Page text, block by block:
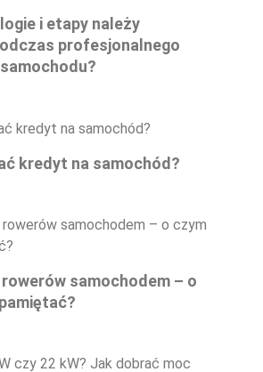
i etapy należy
profesjonalnego
kredyt na samochód?
samochodem – o